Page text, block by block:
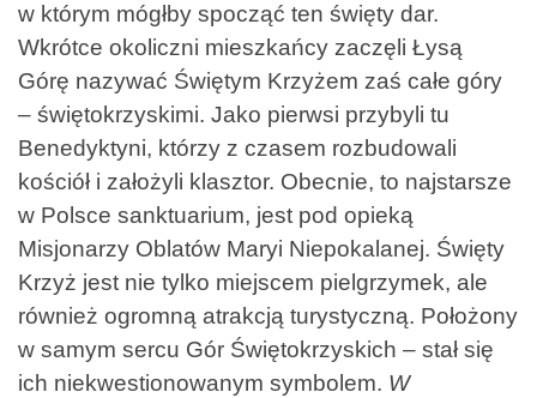
w którym mógłby spocząć ten święty dar.
Wkrótce okoliczni mieszkańcy zaczęli Łysą
Górę nazywać Świętym Krzyżem zaś całe góry
– świętokrzyskimi. Jako pierwsi przybyli tu
Benedyktyni, którzy z czasem rozbudowali
kościół i założyli klasztor. Obecnie, to najstarsze
w Polsce sanktuarium, jest pod opieką
Misjonarzy Oblatów Maryi Niepokalanej. Święty
Krzyż jest nie tylko miejscem pielgrzymek, ale
również ogromną atrakcją turystyczną. Położony
w samym sercu Gór Świętokrzyskich – stał się
ich niekwestionowanym symbolem. W